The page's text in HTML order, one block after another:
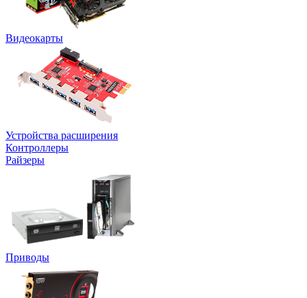
Видеокарты
Устройства расширения
Контроллеры
Райзеры
Приводы